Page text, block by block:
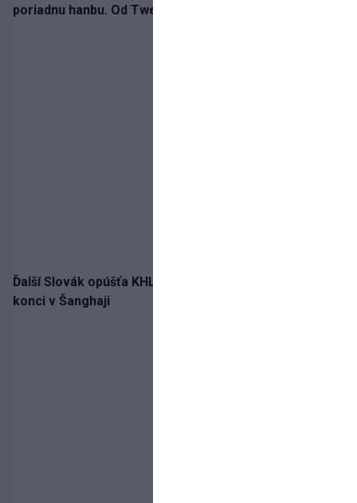
poriadnu hanbu. Od Twente inkasovala poltucet
Ďalší Slovák opúšťa KHL. Patrik Rybár sa dohodol na
konci v Šanghaji